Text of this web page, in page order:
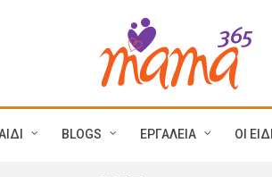
BLOGS ΕΡΓΑΛΕΙΑ ΟΙ